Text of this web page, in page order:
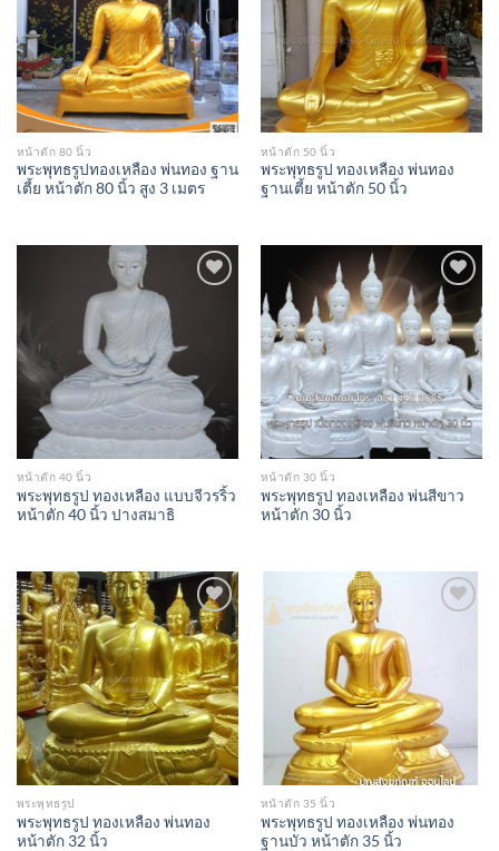
หน้าตัก 80 นิ้ว
พระพุทธรูปทองเหลือง พ่นทอง ฐาน
เตี้ย หน้าตัก 80 นิ้ว สูง 3 เมตร
หน้าตัก 50 นิ้ว
พระพุทธรูป ทองเหลือง พ่นทอง
ฐานเตี้ย หน้าตัก 50 นิ้ว
หน้าตัก 40 นิ้ว
พระพุทธรูป ทองเหลือง แบบจีวรริ้ว
หน้าตัก 40 นิ้ว ปางสมาธิ
Add to
Wishlist
หน้าตัก 30 นิ้ว
พระพุทธรูป ทองเหลือง พ่นสีขาว
หน้าตัก 30 นิ้ว
Add to
Wishlist
พระพุทธรูป
พระพุทธรูป ทองเหลือง พ่นทอง
หน้าตัก 32 นิ้ว
หน้าตัก 35 นิ้ว
พระพุทธรูป ทองเหลือง พ่นทอง
ฐานบัว หน้าตัก 35 นิ้ว